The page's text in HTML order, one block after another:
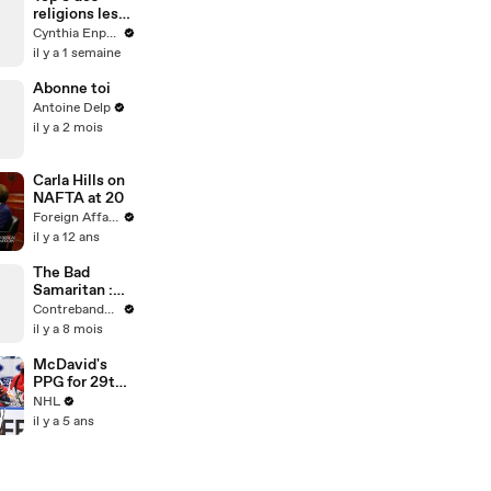
religions les
plus
méconnues et
importantes
#histoire
Cynthia Enparle
il y a 1 semaine
Abonne toi
Antoine Delp
il y a 2 mois
Carla Hills on
NAFTA at 20
Foreign Affairs
il y a 12 ans
The Bad
Samaritan :
Ce film
d'horreur
e va vous
glacer le sang
!
Contrebande Films
il y a 8 mois
McDavid's
PPG for 29th
goal of season
NHL
il y a 5 ans